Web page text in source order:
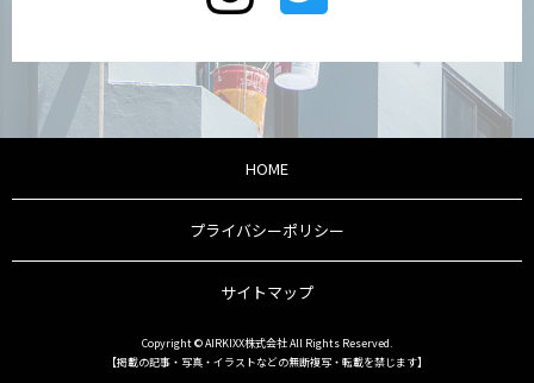
HOME
プライバシーポリシー
サイトマップ
Copyright © AIRKIXX株式会社 All Rights Reserved.
【掲載の記事・写真・イラストなどの無断複写・転載を禁じます】